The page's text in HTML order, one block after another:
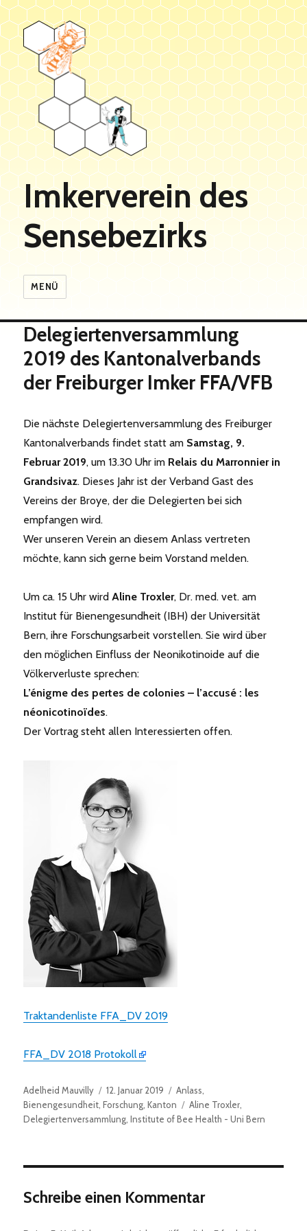
Imkerverein des
Sensebezirks
MENÜ
Delegiertenversammlung
2019 des Kantonalverbands
der Freiburger Imker FFA/VFB
Die nächste Delegiertenversammlung des Freiburger
Kantonalverbands findet statt am Samstag, 9.
Februar 2019, um 13.30 Uhr im Relais du Marronnier in
Grandsivaz. Dieses Jahr ist der Verband Gast des
Vereins der Broye, der die Delegierten bei sich
empfangen wird.
Wer unseren Verein an diesem Anlass vertreten
möchte, kann sich gerne beim Vorstand melden.
Um ca. 15 Uhr wirdAline Troxler, Dr. med. vet. am
Institut für Bienengesundheit (IBH) der Universität
Bern, ihre Forschungsarbeit vorstellen. Sie wird über
den möglichen Einfluss der Neonikotinoide auf die
Völkerverluste sprechen:
L’énigme des pertes de colonies – l’accusé : les
néonicotinoïdes.
Der Vortrag steht allen Interessierten offen.
Traktandenliste FFA_DV 2019
FFA_DV 2018 Protokoll
Autor
Adelheid Mauvilly
Veröffentlicht
am
12. Januar 2019 Kategorien
Anlass
Bienengesundheit ,Forschung ,Kanton Schlagwörter
Aline Troxler
Delegiertenversammlung ,Institute of Bee Health - Uni Bern
Schreibe einen Kommentar